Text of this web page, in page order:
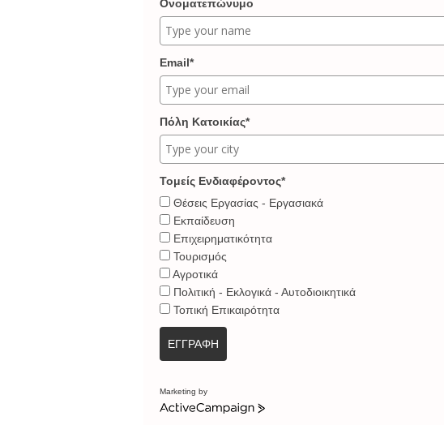
Ονοματεπώνυμο
Email*
Πόλη Κατοικίας*
Τομείς Ενδιαφέροντος*
Θέσεις Εργασίας - Εργασιακά
Εκπαίδευση
Επιχειρηματικότητα
Τουρισμός
Αγροτικά
Πολιτική - Εκλογικά - Αυτοδιοικητικά
Τοπική Επικαιρότητα
ΕΓΓΡΑΦΗ
Marketing by